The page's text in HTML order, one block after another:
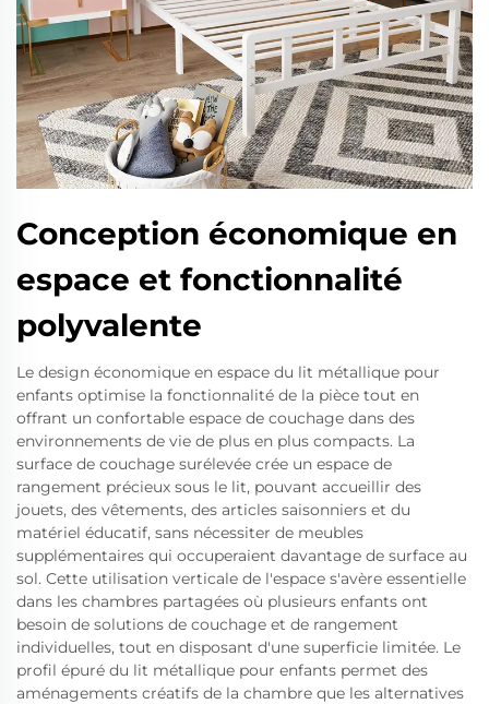
Conception économique en
espace et fonctionnalité
polyvalente
Le design économique en espace du lit métallique pour
enfants optimise la fonctionnalité de la pièce tout en
offrant un confortable espace de couchage dans des
environnements de vie de plus en plus compacts. La
surface de couchage surélevée crée un espace de
rangement précieux sous le lit, pouvant accueillir des
jouets, des vêtements, des articles saisonniers et du
matériel éducatif, sans nécessiter de meubles
supplémentaires qui occuperaient davantage de surface au
sol. Cette utilisation verticale de l'espace s'avère essentielle
dans les chambres partagées où plusieurs enfants ont
besoin de solutions de couchage et de rangement
individuelles, tout en disposant d'une superficie limitée. Le
profil épuré du lit métallique pour enfants permet des
aménagements créatifs de la chambre que les alternatives